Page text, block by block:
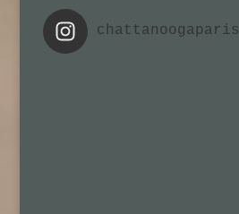
chattanoogaparis